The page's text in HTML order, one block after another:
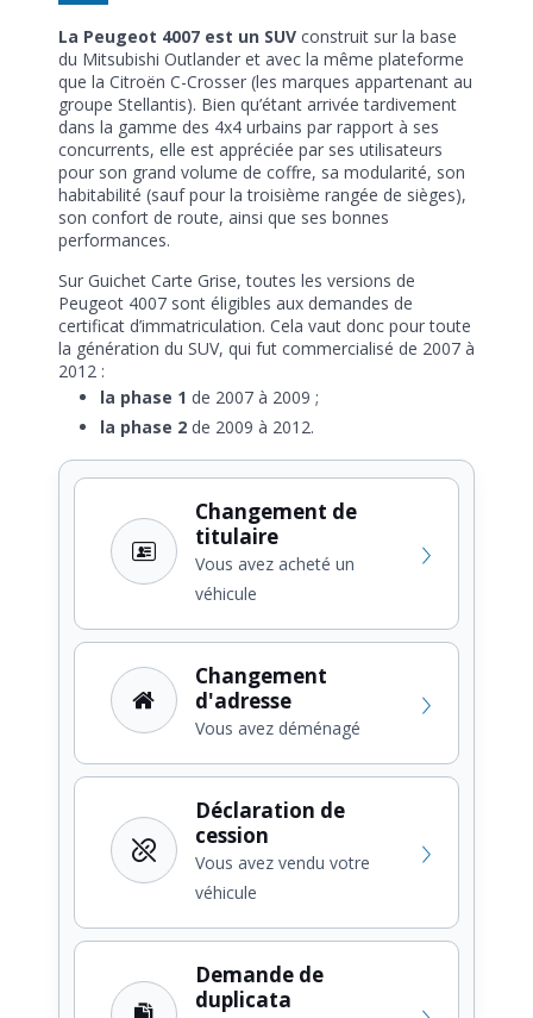
La Peugeot 4007 est un SUVconstruit sur la base
du Mitsubishi Outlander et avec la même plateforme
que la Citroën C-Crosser (les marques appartenant au
groupe Stellantis). Bien qu’étant arrivée tardivement
dans la gamme des 4x4 urbains par rapport à ses
concurrents, elle est appréciée par ses utilisateurs
pour son grand volume de coffre, sa modularité, son
habitabilité (sauf pour la troisième rangée de sièges),
son confort de route, ainsi que ses bonnes
performances.
Sur Guichet Carte Grise, toutes les versions de
Peugeot 4007 sont éligibles aux demandes de
certificat d’immatriculation. Cela vaut donc pour toute
la génération du SUV, qui fut commercialisé de 2007 à
2012 :
la phase 1 de 2007 à 2009 ;
la phase 2de 2009 à 2012.
Changement de
titulaire
Vous avez acheté un
véhicule
Changement
d'adresse
Vous avez déménagé
Déclaration de
cession
Vous avez vendu votre
véhicule
Demande de
duplicata